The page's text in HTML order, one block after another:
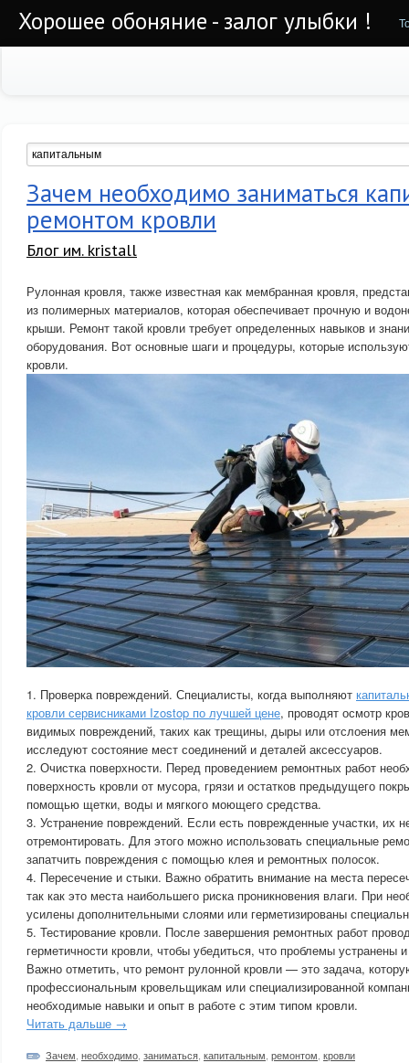
Хорошее обоняние - залог улыбки !
Зачем необходимо заниматься
ремонтом кровли
Блог им. kristall
Рулонная кровля, также известная как мембранная кровля,
из полимерных материалов, которая обеспечивает прочную и
крыши. Ремонт такой кровли требует определенных навыков и
оборудования. Вот основные шаги и процедуры, которые
кровли.
1. Проверка повреждений. Специалисты, когда выполняют
кровли сервисниками Izostop по лучшей цене, проводят осмотр
видимых повреждений, таких как трещины, дыры или отслоения
исследуют состояние мест соединений и деталей аксессуаров.
2. Очистка поверхности. Перед проведением ремонтных работ
поверхность кровли от мусора, грязи и остатков предыдущего
помощью щетки, воды и мягкого моющего средства.
3. Устранение повреждений. Если есть поврежденные участки, их
отремонтировать. Для этого можно использовать специальные
запатчить повреждения с помощью клея и ремонтных полосок.
4. Пересечение и стыки. Важно обратить внимание на места
так как это места наибольшего риска проникновения влаги. При
усилены дополнительными слоями или герметизированы
5. Тестирование кровли. После завершения ремонтных работ
герметичности кровли, чтобы убедиться, что проблемы устранены
Важно отметить, что ремонт рулонной кровли — это задача,
профессиональным кровельщикам или специализированной
необходимые навыки и опыт в работе с этим типом кровли.
Читать дальше →
Зачем необходимо заниматься капитальным ремонтом кровли